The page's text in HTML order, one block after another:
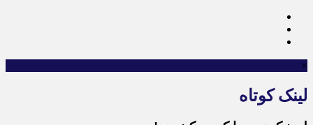
×
لینک کوتاه